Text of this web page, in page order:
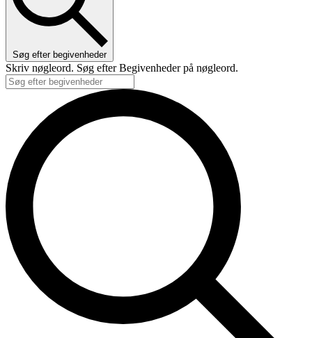
Søg efter begivenheder
Skriv nøgleord. Søg efter Begivenheder på nøgleord.